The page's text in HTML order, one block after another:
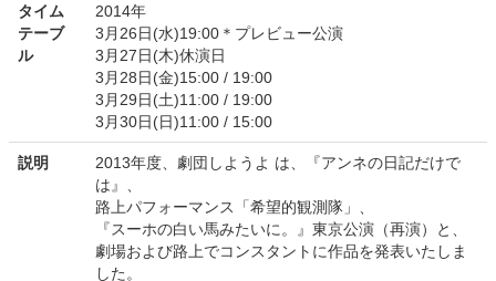
タイム
テーブ
ル
2014年
3月26日(水)19:00＊プレビュー公演
3月27日(木)休演日
3月28日(金)15:00 / 19:00
3月29日(土)11:00 / 19:00
3月30日(日)11:00 / 15:00
説明
2013年度、劇団しようよ は、『アンネの日記だけで
は』、
路上パフォーマンス「希望的観測隊」、
『スーホの白い馬みたいに。』東京公演（再演）と、
劇場および路上でコンスタントに作品を発表いたしま
した。